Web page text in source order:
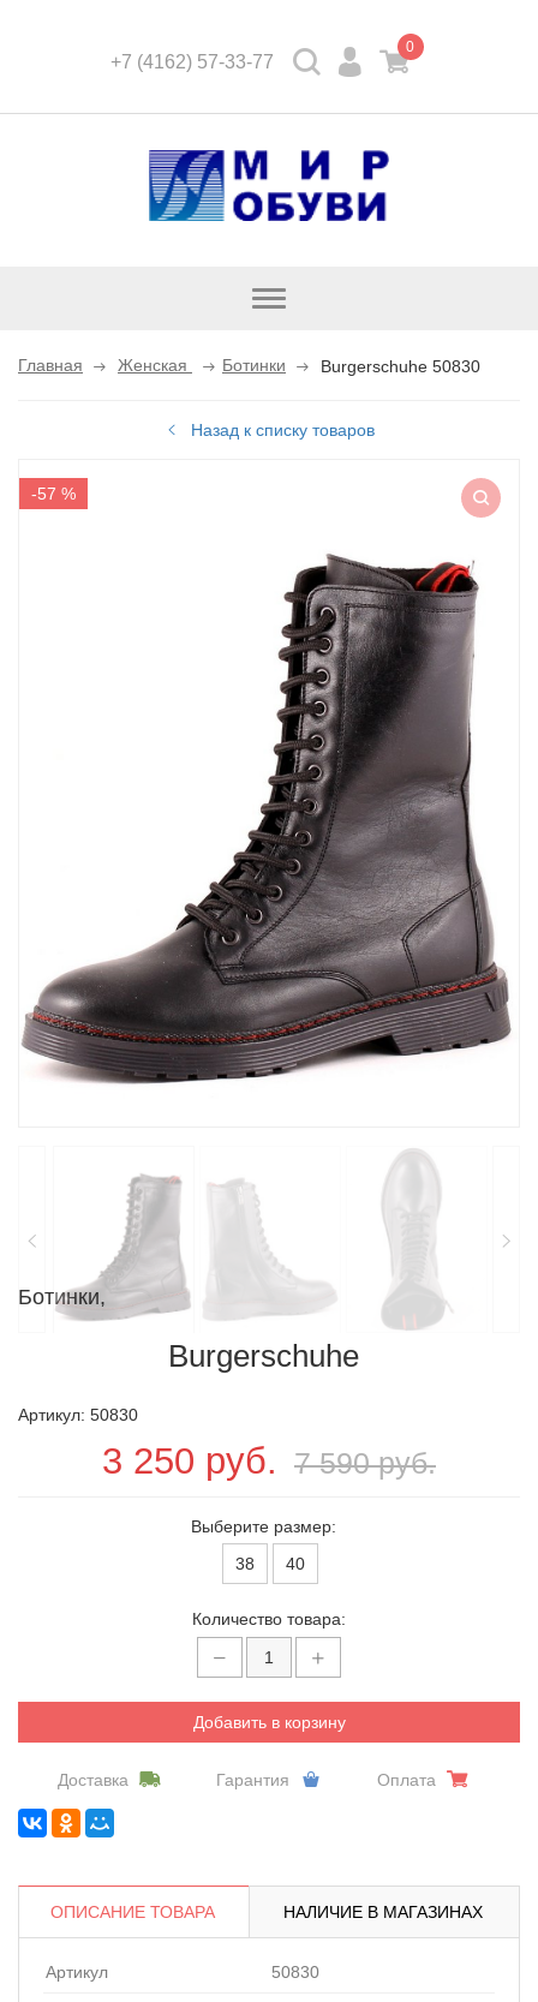
+7 (4162) 57-33-77
0
Открыть
Главная Женская Ботинки Burgerschuhe 50830
Назад к списку товаров
Ботинки,
Burgerschuhe
Артикул: 50830
3 250 руб. 7 590 руб.
Выберите размер:
38
40
Количество товара:
Добавить в корзину
Доставка Гарантия Оплата
ОПИСАНИЕ ТОВАРА НАЛИЧИЕ В МАГАЗИНАХ
Артикул 50830